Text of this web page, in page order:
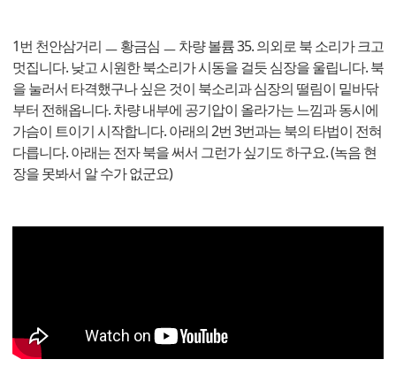
1번 천안삼거리 ㅡ 황금심 ㅡ 차량 볼륨 35. 의외로 북 소리가 크고
멋집니다. 낮고 시원한 북소리가 시동을 걸듯 심장을 울립니다. 북
을 눌러서 타격했구나 싶은 것이 북소리과 심장의 떨림이 밑바닦
부터 전해옵니다. 차량 내부에 공기압이 올라가는 느낌과 동시에
가슴이 트이기 시작합니다. 아래의 2번 3번과는 북의 타법이 전혀
다릅니다. 아래는 전자 북을 써서 그런가 싶기도 하구요. (녹음 현
장을 못봐서 알 수가 없군요)